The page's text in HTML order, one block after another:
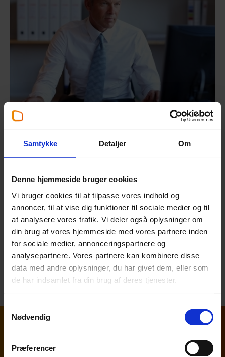
Samtykke Detaljer Om
Denne hjemmeside bruger cookies
Vi bruger cookies til at tilpasse vores indhold og
annoncer, til at vise dig funktioner til sociale medier og til
at analysere vores trafik. Vi deler også oplysninger om
din brug af vores hjemmeside med vores partnere inden
for sociale medier, annonceringspartnere og
analysepartnere. Vores partnere kan kombinere disse
data med andre oplysninger, du har givet dem, eller som
de har indsamlet fra din brug af deres tjenester.
Samtykkevalg
Nødvendig
Præferencer
Regnskab
betydelig erfaring. Vi
direkte kan oversættes til ”virkelig meget kvalitet for
pengene” til vores kunder.
Læs mere om vores regnskabsydelser
Nyheder om revision og regnskab